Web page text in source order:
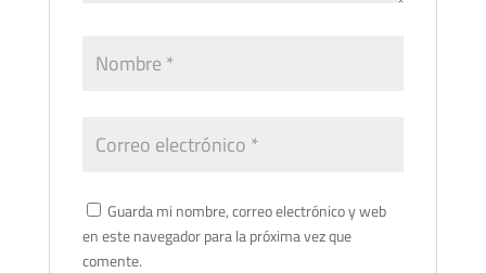
Guarda mi nombre, correo electrónico y web
en este navegador para la próxima vez que
comente.